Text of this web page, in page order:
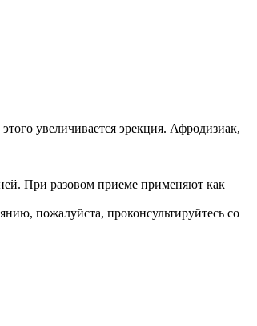
увеличивается эрекция. Афродизиак,
При разовом приеме применяют как
пожалуйста, проконсультируйтесь со